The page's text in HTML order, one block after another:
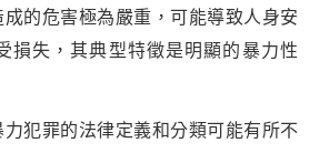
的危害極為嚴重，可能導致人身安
損失，其典型特徵是明顯的暴力性
犯罪的法律定義和分類可能有所不